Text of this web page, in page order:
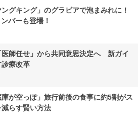
グキング」のグラビアで泡まみれに！
バーも登場！
医師任せ」から共同意思決定へ 新ガイ
診療改革
庫が空っぽ」旅行前後の食事に約5割がス
らす賢い方法